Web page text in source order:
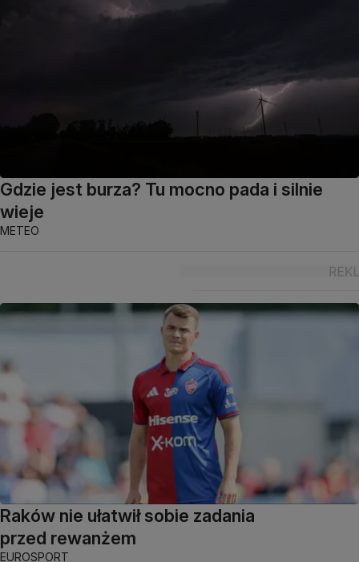
Gdzie jest burza? Tu mocno pada i silnie
wieje
METEO
Raków nie ułatwił sobie zadania
przed rewanżem
EUROSPORT